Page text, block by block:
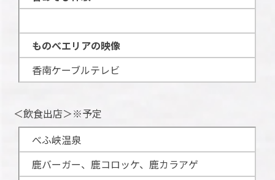
ものべエリアの映像
香南ケーブルテレビ
＜飲食出店＞※予定
べふ峡温泉
鹿バーガー、鹿コロッケ、鹿カラアゲ